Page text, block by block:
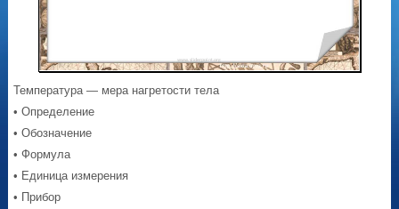
Температура — мера нагретости тела
• Определение
• Обозначение
• Формула
• Единица измерения
• Прибор